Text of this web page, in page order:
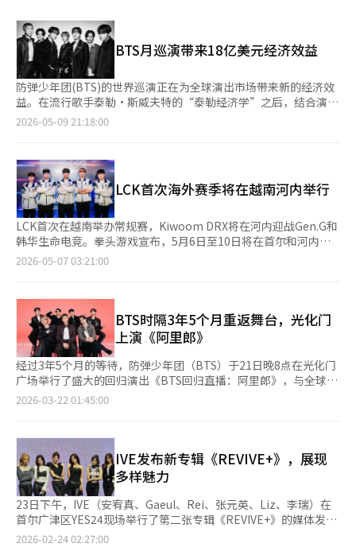
BTS月巡演带来18亿美元经济效益
防弹少年团(BTS)的世界巡演正在为全球演出市场带来新的经济效
益。在流行歌手泰勒·斯威夫特的“泰勒经济学”之后，结合演出
与旅游住宿交通消费的“BTS经济学”正在逐步显现。 HYBE于9
盖北美、中南美、欧洲和亚洲的主要城市。 英国路透社预计，BTS
世界巡演的总收益将达到约18亿美元，折合韩元约为2万7000亿。
路透社表示，这一规模接近或可与泰勒·斯威夫特的“时代巡
演”和酷玩乐队的“音乐之球世界巡演”相媲美。 此次巡演的规
模也是前所未有的。路透社报道，BTS的此次巡演被评为K-pop团
体中规模最大的世界巡演。34个城市的行程和超过80场的演出，
不仅提升了门票销售，还带动了当地的住宿、航空、餐饮、交通和
周边商品消费。 墨西哥的演出也开始显现经济效益。HYBE估计，
济效益。当地报道也提到，墨西哥城演出期间，旅游和商业区的销
售额预计将大幅增长。 BTS经济学的核心在于粉丝的流动性。大型
粉丝群体的消费不仅限于演出场馆内。演出前后，机票、酒店、餐
饮、地方旅游和周边商品的购买也随之而来。城市将演出视为文化
活动和旅游事件，策划方则结合场馆外的体验内容，拓宽消费接触
点。 HYBE一直以来运营的“城市”模式也与这一趋势相吻合。在
演出举办城市各地设置快闪店、展览、餐饮联动活动等，扩展粉丝
体验的模式正在实施。与BTS世界巡演相关的“城市阿里郎”活动
展到城市层面的消费。 然而，巡演收益的预期可能会因实际票务
销售、座位规模、汇率、周边商品销售和当地成本而有所不同。经
济效益的估算也会因直接销售和旅游溢出效应的包含程度而有很大
差异。要使BTS经济学成为与泰勒经济学相媲美的全球案例，不仅
需要演出的成功，还需要确认各城市的消费数据和长期的旅游流入
效应。 HYBE相关人士表示：“BTS的世界巡演不仅仅是一次演
出，而是粉丝与城市共同参与的全球文化事件，正在创造音乐与演
出旅游结合的新经济效益。”※ 本报道经人工智能（AI）系统翻译
2026-05-09 21:18:00
LCK首次海外赛季将在越南河内举行
LCK首次在越南举办常规赛，Kiwoom DRX将在河内迎战Gen.G和
韩华生命电竞。拳头游戏宣布，5月6日至10日将在首尔和河内举
行2026 LCK常规赛第六周的比赛，其中包括LCK首次海外团队巡
生命电竞。9日还将举办结合音乐表演和粉丝体验的活动。这是
LCK首次在海外举办巡演和常规赛。Kiwoom DRX最近状态回升，
5月2日以2比0战胜Nongshim RedForce，结束五连败。中单选
手“Yukal”孙宇贤在两局比赛中共取得21次击杀，首次获得
POM。河内当地粉丝的支持对Kiwoom DRX的表现影响值得关
注。第六周的另一场关键比赛是T1与Dplus Kia的对决。两队在前
五周保持相同的胜负记录，目前均为6胜4负，此次对决可能决定他
们的排名。Dplus Kia今年对T1表现强劲，在LCK杯季后赛中逆转
KT Rolster，10日对阵T1，比赛结果可能影响其重返前三的机
会。KT Rolster的反弹也备受关注。KT在开赛后取得八连胜，但
在第五周连败给韩华生命电竞和Hanjin Brion。第六周将对阵
Dplus Kia和BNK Peax，KT需要恢复状态以争夺第一。中单对决
也是焦点。KT的“BDD”郭宝成将在对阵Dplus Kia时迎战LCK出
战700场的“ShowMaker”许秀。9日的周六对决中，BNK Peax
的“Vikla”李大光将对阵老东家KT。业内人士认为，此次河内巡
演是LCK全球化的重要节点。LCK已拥有全球粉丝，但在海外举办
2026-05-07 03:21:00
BTS时隔3年5个月重返舞台，光化门
上演《阿里郎》
经过3年5个月的等待，防弹少年团（BTS）于21日晚8点在光化门
广场举行了盛大的回归演出《BTS回归直播：阿里郎》，与全球粉
丝见面。这是自2022年釜山演出后首次以完整体形式登台。此次
为了体现光化门的象征性，选择了“开放式立方体”结构，确保舞
台与光化门互不遮挡。J-Hope形容这种设计如同“光化门被框在
画框中”，而BTS的表演则填满了这个画框，成为演出的象征性演
出。成员们对舞台的渴望与长时间的空白期一样强烈。V表示“准
备得很充分，每天都尽力而为”，而Jungkook则希望“与粉丝一
起享受无悔的时光”。尽管RM在彩排中脚踝受伤，他承诺会根据
状态调整表演，尽力呈现最佳舞台，展现出强烈的回归意志。BTS
将在此次演出中首次公开新专辑《阿里郎》的收录曲和主打歌
2026-03-22 01:45:00
IVE发布新专辑《REVIVE+》，展现
多样魅力
23日下午，IVE（安宥真、Gaeul、Rei、张元英、Liz、李瑞）在
首尔广津区YES24现场举行了第二张专辑《REVIVE+》的媒体发布
会，宣布华丽回归。这张专辑是IVE时隔三年的新作，讲述了
2026-02-24 02:27:00